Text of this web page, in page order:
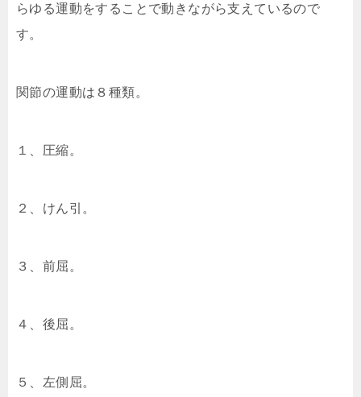
らゆる運動をすることで動きながら支えているので
す。
関節の運動は８種類。
１、圧縮。
２、けん引。
３、前屈。
４、後屈。
５、左側屈。